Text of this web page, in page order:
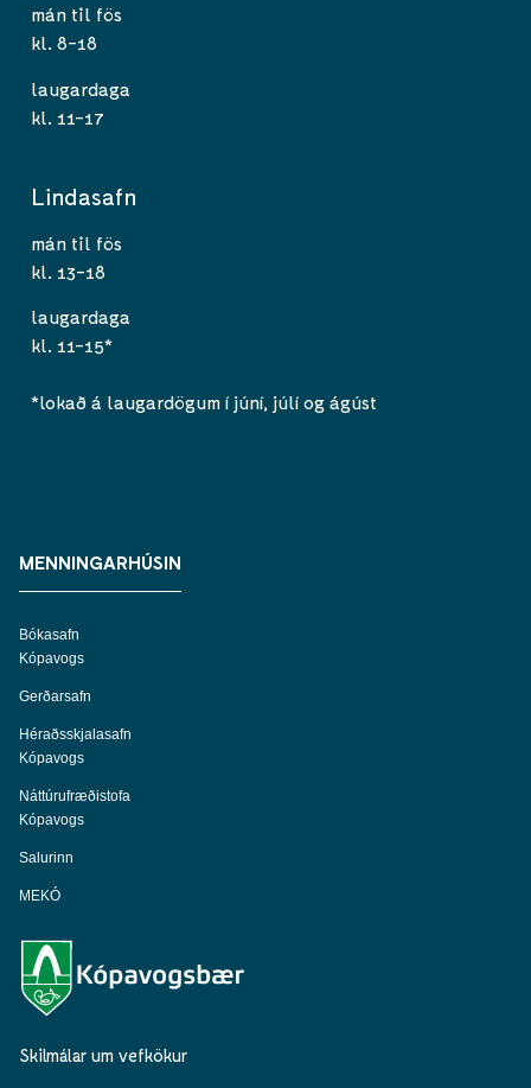
mán til fös
kl. 8-18
laugardaga
kl. 11-17
Lindasafn
mán til fös
kl. 13-18
laugardaga
kl. 11-15*
*lokað á laugardögum í júní, júlí og ágúst
MENNINGARHÚSIN
Bókasafn
Kópavogs
Gerðarsafn
Héraðsskjalasafn
Kópavogs
Náttúrufræðistofa
Kópavogs
Salurinn
MEKÓ
Skilmálar um vefkökur